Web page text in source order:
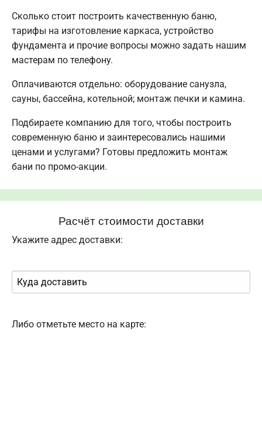
Сколько стоит построить качественную баню,
тарифы на изготовление каркаса, устройство
фундамента и прочие вопросы можно задать нашим
мастерам по телефону.
Оплачиваются отдельно: оборудование санузла,
сауны, бассейна, котельной; монтаж печки и камина.
Подбираете компанию для того, чтобы построить
современную баню и заинтересовались нашими
ценами и услугами? Готовы предложить монтаж
бани по промо-акции.
Расчёт стоимости доставки
Укажите адрес доставки:
Либо отметьте место на карте: